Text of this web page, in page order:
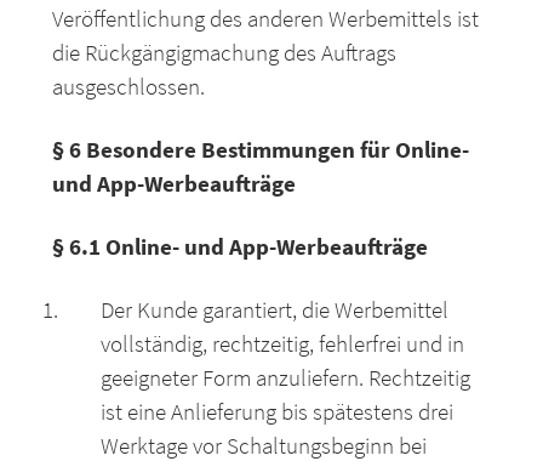
Veröffentlichung des anderen Werbemittels ist
die Rückgängigmachung des Auftrags
ausgeschlossen.
§ 6 Besondere Bestimmungen für Online-
und App-Werbeaufträge
§ 6.1 Online- und App-Werbeaufträge
Der Kunde garantiert, die Werbemittel
vollständig, rechtzeitig, fehlerfrei und in
geeigneter Form anzuliefern. Rechtzeitig
ist eine Anlieferung bis spätestens drei
Werktage vor Schaltungsbeginn bei